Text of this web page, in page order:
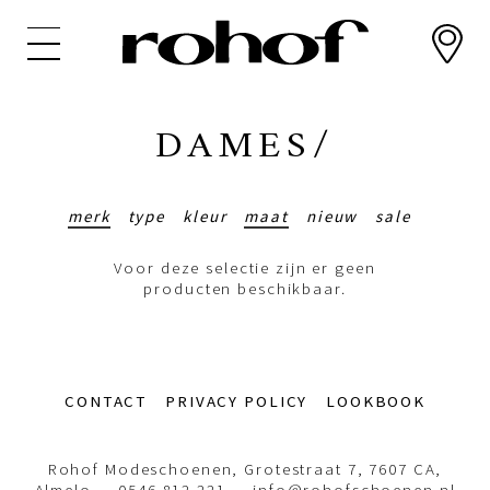
DAMES/
merk type kleur maat nieuw sale
Voor deze selectie zijn er geen
producten beschikbaar.
Footer-CONTACT PRIVACY POLICY LOOKBOOK
Rohof Modeschoenen, Grotestraat 7, 7607 CA,